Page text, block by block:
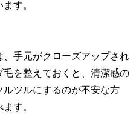
す。
手元がクローズアップされ
を整えておくと、清潔感の
ツルにするのが不安な方
す。